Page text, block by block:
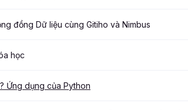
đồng Dữ liệu cùng Gitiho và Nimbus
học
Ứng dụng của Python